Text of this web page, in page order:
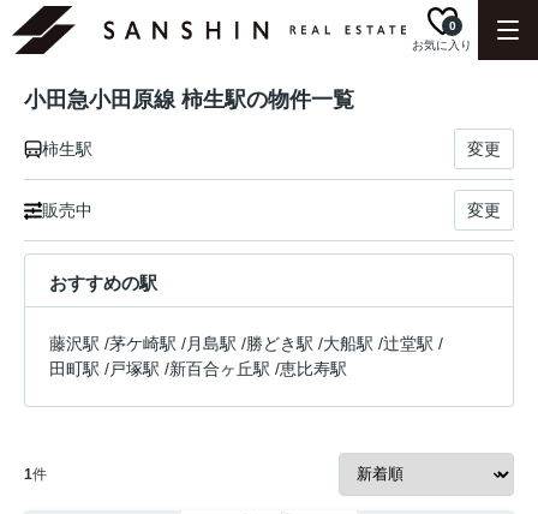
お気に入り
0
小田急小田原線 柿生駅の物件一覧
柿生駅 変更
販売中 変更
おすすめの駅
藤沢駅 /茅ケ崎駅 /月島駅 /勝どき駅 /大船駅 /辻堂駅 /
田町駅 /戸塚駅 /新百合ヶ丘駅 /恵比寿駅
1件